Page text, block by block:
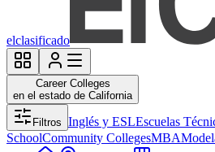
elclasificado
Career Colleges
en el estado de California
Filtros Inglés y ESLEscuelas
SchoolCommunity CollegesMBA